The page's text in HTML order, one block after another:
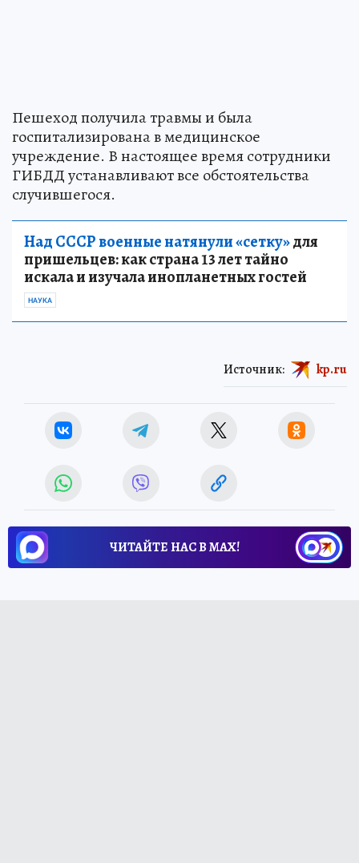
Пешеход получила травмы и была
госпитализирована в медицинское
учреждение. В настоящее время сотрудники
ГИБДД устанавливают все обстоятельства
случившегося.
Над СССР военные натянули «сетку»для
пришельцев: как страна 13 лет тайно
искала и изучала инопланетных гостей
НАУКА
Источник: kp.ru
ЧИТАЙТЕ НАС В МАХ!